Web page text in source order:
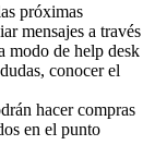
próximas
mensajes a través
modo de help desk
conocer el
hacer compras
en el punto